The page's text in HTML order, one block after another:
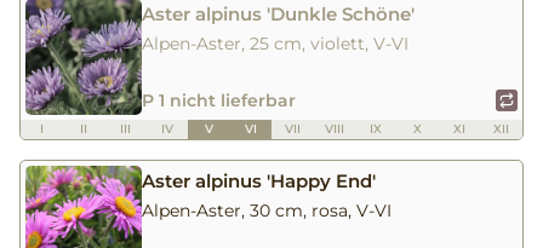
Aster alpinus 'Dunkle Schöne'
Alpen-Aster, 25 cm, violett, V-VI
P 1 nicht lieferbar
I II III IV V VI VII VIII IX X XI XII
Aster alpinus 'Happy End'
Alpen-Aster, 30 cm, rosa, V-VI